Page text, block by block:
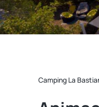
Camping La